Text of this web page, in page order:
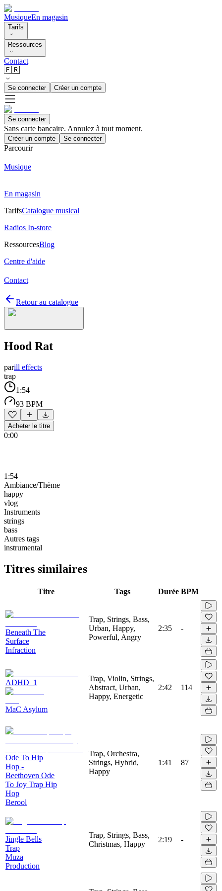
MusiqueEn magasin
Tarifs
Ressources
Contact
🇫🇷
Se connecter Créer un compte
Se connecter
Sans carte bancaire. Annulez à tout moment.
Créer un compte Se connecter
Parcourir
Musique
En magasin
TarifsCatalogue musical
Radios In-store
RessourcesBlog
Centre d'aide
Contact
Retour au catalogue
Hood Rat
parill effects
trap
1:54
93 BPM
Acheter le titre
0:00
1:54
Ambiance/Thème
happy
vlog
Instruments
strings
bass
Autres tags
instrumental
Titres similaires
Titre Tags Durée BPM
Beneath The
Surface
Infraction
Trap, Strings, Bass,
Urban, Happy,
Powerful, Angry
2:35 -
ADHD_1
MaC Asylum
Trap, Violin, Strings,
Abstract, Urban,
Happy, Energetic
2:42 114
Ode To Hip
Hop -
Beethoven Ode
To Joy Trap Hip
Hop
Berool
Trap, Orchestra,
Strings, Hybrid,
Happy
1:41 87
Jingle Bells
Trap
Muza
Production
Trap, Strings, Bass,
Christmas, Happy
2:19 -